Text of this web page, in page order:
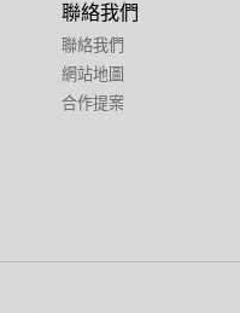
聯絡我們
聯絡我們
網站地圖
合作提案